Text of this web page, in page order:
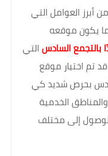
أبرز العوامل التي
يكون موقعه
بالتجمع السادس التي
تم اختيار موقع
بحرص شديد كي
الخدمية
إلى مختلف